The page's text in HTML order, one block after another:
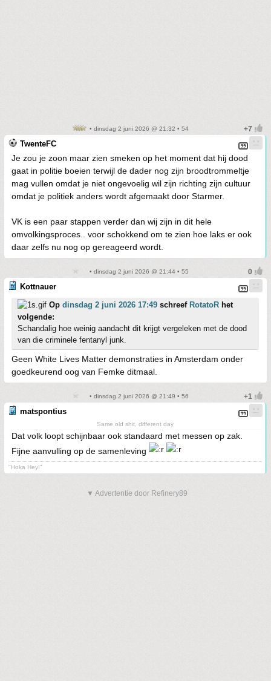
• dinsdag 2 juni 2026 @ 21:32 • 54
TwenteFC
Je zou je zoon maar zien smeken op het moment dat hij dood
gaat in politie boeien terwijl de dader nog zijn broodtrommeltje
mag vullen omdat je niet ongevoelig wil zijn richting zijn cultuur
omdat je politiek anders wordt afgemaakt door Starmer.
VK is een paar stappen verder dan wij zijn in dit hele
omvolkingsproces.. voor schokkend om te zien hoe laks er ook
daar zelfs nu nog op gereageerd wordt.
• dinsdag 2 juni 2026 @ 21:44 • 55
Kottnauer
Op dinsdag 2 juni 2026 17:49 schreef RotatoR het
volgende:
Schandalig hoe weinig aandacht dit krijgt vergeleken met de dood
van die criminele fentanyl junk.
Geen White Lives Matter demonstraties in Amsterdam onder
goedkeurend oog van Femke ditmaal.
• dinsdag 2 juni 2026 @ 21:49 • 56
matspontius
Same old shit, different day
Dat volk loopt schijnbaar ook standaard met messen op zak.
Fijne aanvulling op de samenleving
"Hoka Hey!"
▼ Advertentie door Refinery89